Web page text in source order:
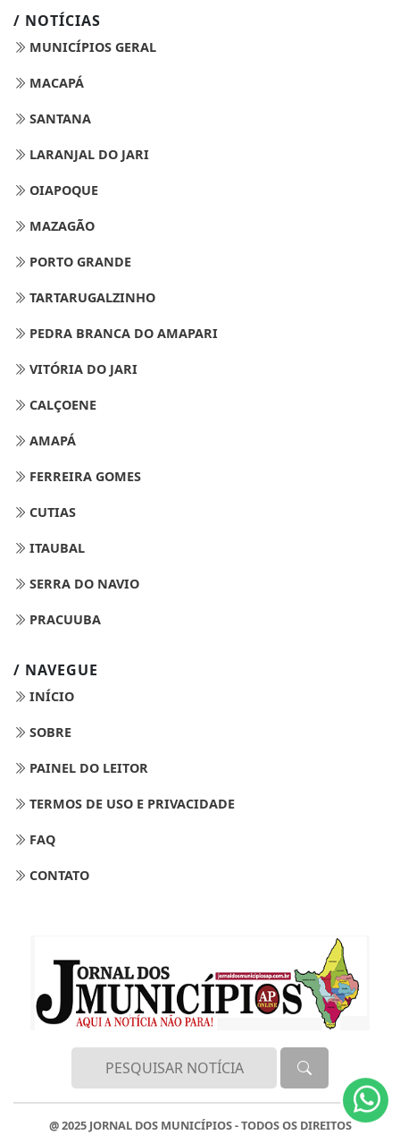
/ NOTÍCIAS
MUNICÍPIOS GERAL
MACAPÁ
SANTANA
LARANJAL DO JARI
OIAPOQUE
MAZAGÃO
PORTO GRANDE
TARTARUGALZINHO
PEDRA BRANCA DO AMAPARI
VITÓRIA DO JARI
CALÇOENE
AMAPÁ
FERREIRA GOMES
CUTIAS
ITAUBAL
SERRA DO NAVIO
PRACUUBA
/ NAVEGUE
INÍCIO
SOBRE
PAINEL DO LEITOR
TERMOS DE USO E PRIVACIDADE
FAQ
CONTATO
@ 2025 JORNAL DOS MUNICÍPIOS - TODOS OS DIREITOS
Termos de Uso e Privacidade
Esse site utiliza cookies para melhorar sua
experiência de navegação. Ao continuar o acesso,
entendemos que você concorda com nossos Termos
de Uso e Privacidade.
PARA MAIS INFORMAÇÕES,ACESSE NOSSOS TERMOS
CLICANDO AQUI